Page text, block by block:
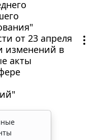
от 23 апреля
изменений в
акты